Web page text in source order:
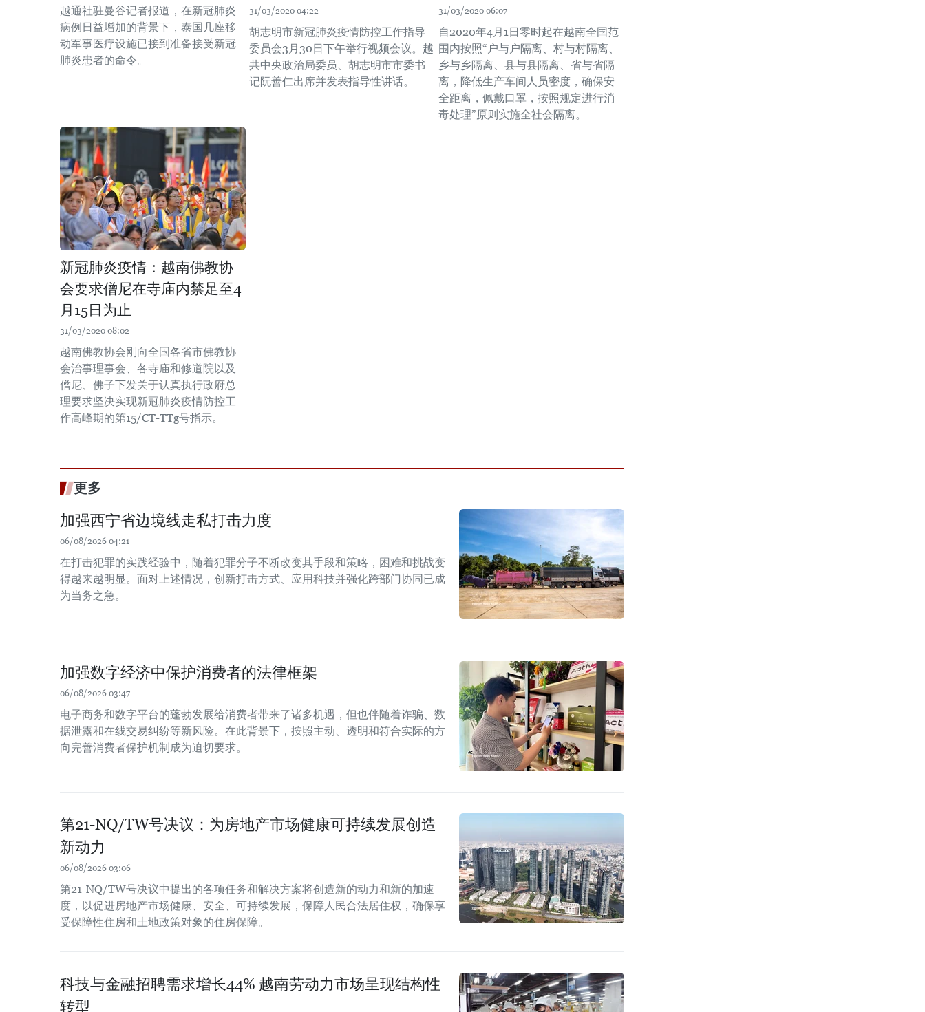
越通社驻曼谷记者报道，在新冠肺炎
病例日益增加的背景下，泰国几座移
动军事医疗设施已接到准备接受新冠
肺炎患者的命令。
31/03/2020 04:22
胡志明市新冠肺炎疫情防控工作指导
委员会3月30日下午举行视频会议。越
共中央政治局委员、胡志明市市委书
记阮善仁出席并发表指导性讲话。
31/03/2020 06:07
自2020年4月1日零时起在越南全国范
围内按照“户与户隔离、村与村隔离、
乡与乡隔离、县与县隔离、省与省隔
离，降低生产车间人员密度，确保安
全距离，佩戴口罩，按照规定进行消
毒处理”原则实施全社会隔离。
新冠肺炎疫情：越南佛教协
会要求僧尼在寺庙内禁足至4
月15日为止
31/03/2020 08:02
越南佛教协会刚向全国各省市佛教协
会治事理事会、各寺庙和修道院以及
僧尼、佛子下发关于认真执行政府总
理要求坚决实现新冠肺炎疫情防控工
作高峰期的第15/CT-TTg号指示。
更多
加强西宁省边境线走私打击力度
06/08/2026 04:21
在打击犯罪的实践经验中，随着犯罪分子不断改变其手段和策略，困难和挑战变
得越来越明显。面对上述情况，创新打击方式、应用科技并强化跨部门协同已成
为当务之急。
加强数字经济中保护消费者的法律框架
06/08/2026 03:47
电子商务和数字平台的蓬勃发展给消费者带来了诸多机遇，但也伴随着诈骗、数
据泄露和在线交易纠纷等新风险。在此背景下，按照主动、透明和符合实际的方
向完善消费者保护机制成为迫切要求。
第21-NQ/TW号决议：为房地产市场健康可持续发展创造
新动力
06/08/2026 03:06
第21-NQ/TW号决议中提出的各项任务和解决方案将创造新的动力和新的加速
度，以促进房地产市场健康、安全、可持续发展，保障人民合法居住权，确保享
受保障性住房和土地政策对象的住房保障。
科技与金融招聘需求增长44% 越南劳动力市场呈现结构性
转型